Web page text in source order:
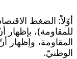
أوّلاً: الضغط
للمقاومة)، بإظهار
المقاومة،
الوطنيّ.